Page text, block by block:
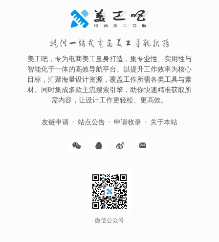
提供一站式电商美工导航服务
美工吧，专为电商美工量身打造，集专业性、实用性与
智能化于一体的高效导航平台。以提升工作效率为核心
目标，汇聚海量设计资源，覆盖工作所需各类工具与素
材。同时集成多款主流搜索引擎，助你快速精准获取所
需内容，让设计工作更轻松、更高效。
友链申请 站点公告 申请收录 关于本站
微信公众号